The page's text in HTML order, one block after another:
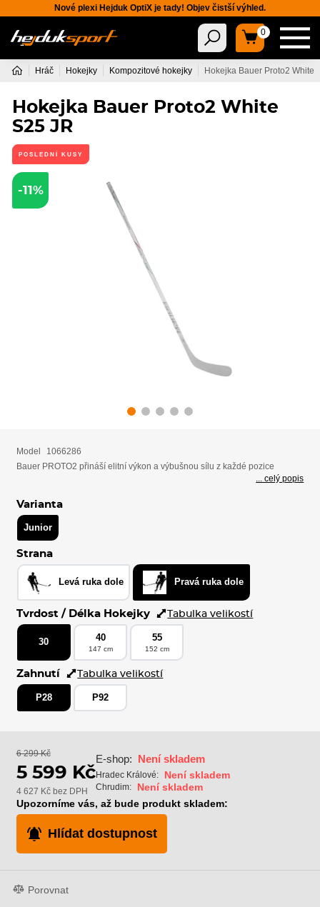
Nové plexi Hejduk OptiX je tady! Objev čistší výhled.
0
Hráč Hokejky Kompozitové hokejky Hokejka Bauer Proto2 White
Hokejka Bauer Proto2 White
S25 JR
POSLEDNÍ KUSY
-11%
Model
1066286
Bauer PROTO2 přináší elitní výkon a výbušnou sílu z každé pozice
... celý popis
Varianta
Junior
Strana
Levá ruka dole Pravá ruka dole
Tvrdost / Délka Hokejky Tabulka velikostí
30 40
147 cm
55
152 cm
Zahnutí Tabulka velikostí
P28 P92
6 299 Kč
5 599 Kč
4 627 Kč bez DPH
E-shop: Není skladem
Hradec Králové: Není skladem
Chrudim:
Není skladem
Upozorníme vás, až bude produkt skladem:
Hlídat dostupnost
Porovnat